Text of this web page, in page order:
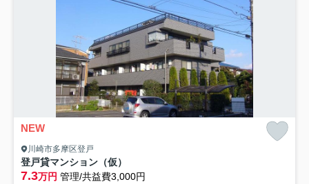
NEW
川崎市多摩区登戸
登戸貸マンション（仮）
7.3万円 管理/共益費3,000円